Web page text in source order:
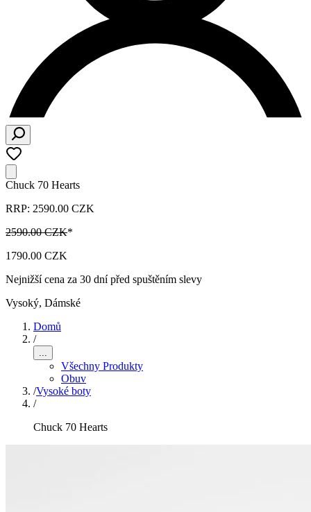
Chuck 70 Hearts
RRP: 2590.00 CZK
2590.00 CZK*
1790.00 CZK
Nejnižší cena za 30 dní před spuštěním slevy
Vysoký, Dámské
Domů
/
...
Všechny Produkty
Obuv
/Vysoké boty
/
Chuck 70 Hearts